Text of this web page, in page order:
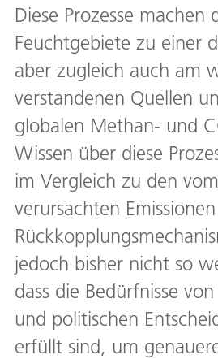
Diese Prozesse machen
Feuchtgebiete zu einer
aber zugleich auch am
verstandenen Quellen
globalen Methan- und
Wissen über diese
im Vergleich zu den
verursachten
jedoch bisher nicht so
dass die Bedürfnisse
und politischen
erfüllt sind, um